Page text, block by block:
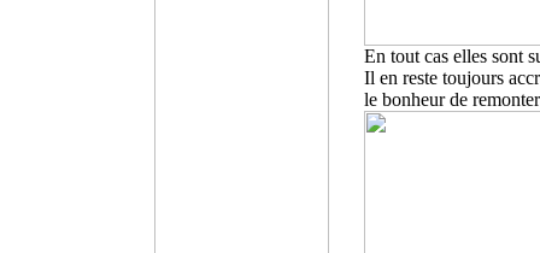
En tout cas elles sont
Il en reste toujours
le bonheur de